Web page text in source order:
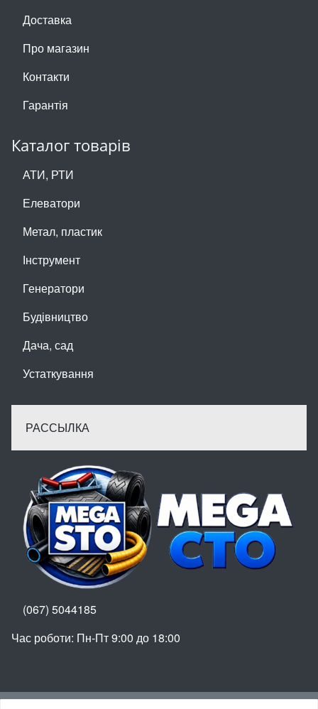
Доставка
Про магазин
Контакти
Гарантія
Каталог товарів
АТИ, РТИ
Елеватори
Метал, пластик
Інструмент
Генератори
Будівництво
Дача, сад
Устаткування
РАССЫЛКА
(067) 5044185
Час роботи: Пн-Пт 9:00 до 18:00